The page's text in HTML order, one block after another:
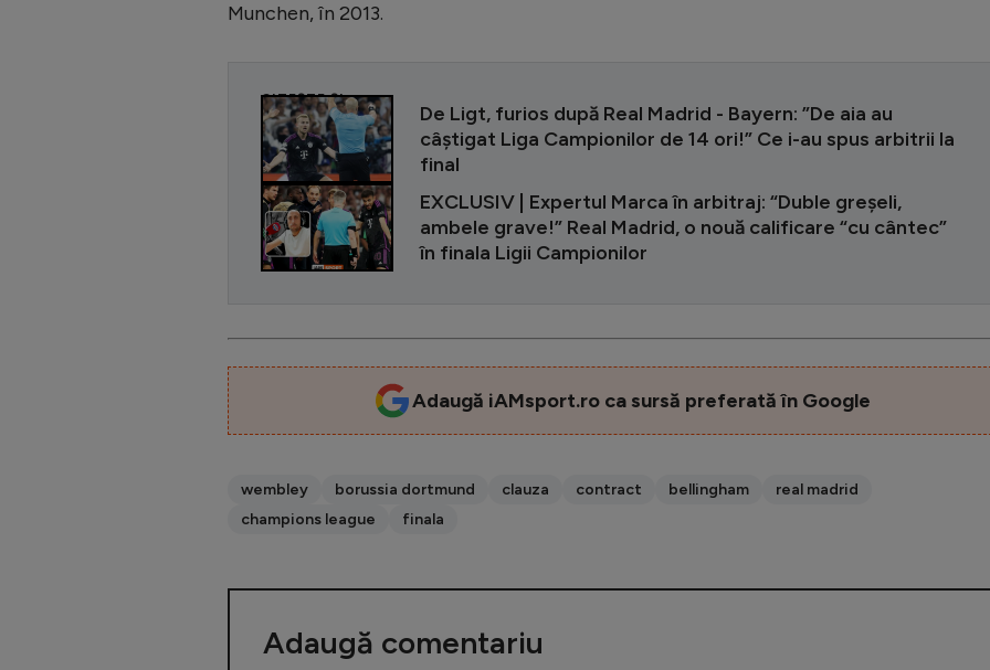
Munchen, în 2013.
CITEȘTE ȘI
De Ligt, furios după Real Madrid - Bayern: ”De aia au
câștigat Liga Campionilor de 14 ori!” Ce i-au spus arbitrii la
final
EXCLUSIV | Expertul Marca în arbitraj: “Duble greșeli,
ambele grave!” Real Madrid, o nouă calificare “cu cântec”
în finala Ligii Campionilor
Adaugă iAMsport.ro ca sursă preferată în Google
wembley borussia dortmund clauza contract bellingham
real madrid
champions league
finala
Adaugă comentariu